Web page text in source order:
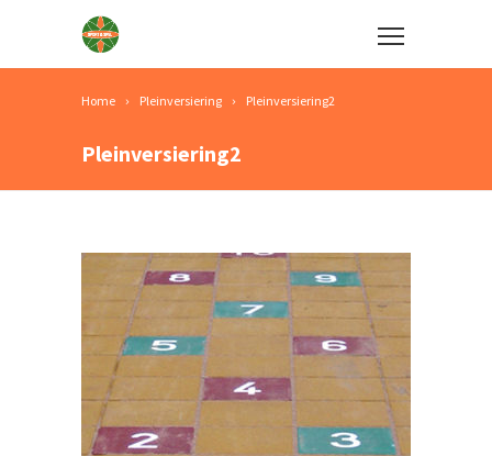
Home Pleinversiering Pleinversiering2
Pleinversiering2